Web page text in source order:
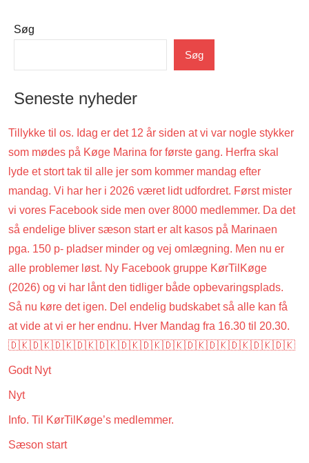
Søg
Søg
Seneste nyheder
Tillykke til os. Idag er det 12 år siden at vi var nogle stykker
som mødes på Køge Marina for første gang. Herfra skal
lyde et stort tak til alle jer som kommer mandag efter
mandag. Vi har her i 2026 været lidt udfordret. Først mister
vi vores Facebook side men over 8000 medlemmer. Da det
så endelige bliver sæson start er alt kasos på Marinaen
pga. 150 p- pladser minder og vej omlægning. Men nu er
alle problemer løst. Ny Facebook gruppe KørTilKøge
(2026) og vi har lånt den tidliger både opbevaringsplads.
Så nu køre det igen. Del endelig budskabet så alle kan få
at vide at vi er her endnu. Hver Mandag fra 16.30 til 20.30.
🇩🇰🇩🇰🇩🇰🇩🇰🇩🇰🇩🇰🇩🇰🇩🇰🇩🇰🇩🇰🇩🇰🇩🇰🇩🇰
Godt Nyt
Nyt
Info. Til KørTilKøge’s medlemmer.
Sæson start